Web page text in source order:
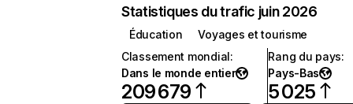
Statistiques du trafic juin 2026
Éducation
Voyages et tourisme
Classement mondial:
Dans le monde entier
209 679
Rang du pays:
Pays-Bas
5 025